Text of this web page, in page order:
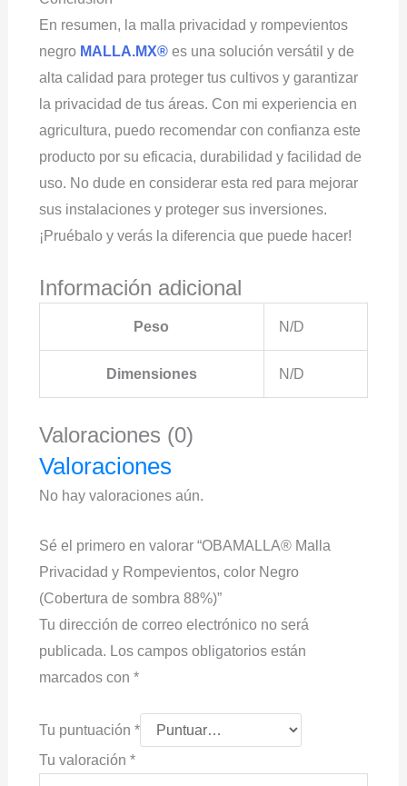
En resumen, la malla privacidad y rompevientos
negro MALLA.MX®es una solución versátil y de
alta calidad para proteger tus cultivos y garantizar
la privacidad de tus áreas. Con mi experiencia en
agricultura, puedo recomendar con confianza este
producto por su eficacia, durabilidad y facilidad de
uso. No dude en considerar esta red para mejorar
sus instalaciones y proteger sus inversiones.
¡Pruébalo y verás la diferencia que puede hacer!
Información adicional
Peso N/D
Dimensiones N/D
Valoraciones (0)
Valoraciones
No hay valoraciones aún.
Sé el primero en valorar “OBAMALLA® Malla
Privacidad y Rompevientos, color Negro
(Cobertura de sombra 88%)”
Tu dirección de correo electrónico no será
publicada. Los campos obligatorios están
marcados con *
Tu puntuación *
Tu valoración *